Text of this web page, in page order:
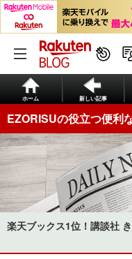
ホーム 新しい記事
EZORISUの役立つ便利
楽天ブックス1位！講談社